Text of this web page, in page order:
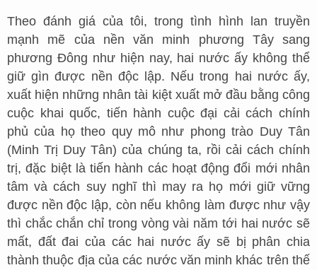
Theo đánh giá của tôi, trong tình hình lan truyền
mạnh mẽ của nền văn minh phương Tây sang
phương Đông như hiện nay, hai nước ấy không thể
giữ gìn được nền độc lập. Nếu trong hai nước ấy,
xuất hiện những nhân tài kiệt xuất mở đầu bằng công
cuộc khai quốc, tiến hành cuộc đại cải cách chính
phủ của họ theo quy mô như phong trào Duy Tân
(Minh Trị Duy Tân) của chúng ta, rồi cải cách chính
trị, đặc biệt là tiến hành các hoạt động đổi mới nhân
tâm và cách suy nghĩ thì may ra họ mới giữ vững
được nền độc lập, còn nếu không làm được như vậy
thì chắc chắn chỉ trong vòng vài năm tới hai nước sẽ
mất, đất đai của các hai nước ấy sẽ bị phân chia
thành thuộc địa của các nước văn minh khác trên thế